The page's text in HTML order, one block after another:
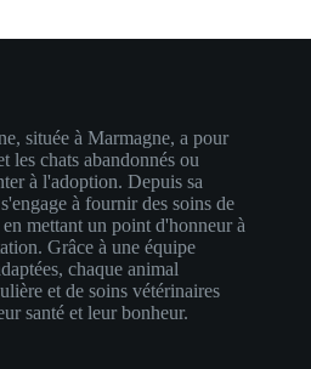
située à Marmagne, a pour
les chats abandonnés ou
à l'adoption. Depuis sa
à fournir des soins de
mettant un point d'honneur à
Grâce à une équipe
chaque animal
et de soins vétérinaires
santé et leur bonheur.